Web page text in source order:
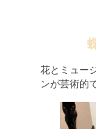
花とミュー
ンが芸術的